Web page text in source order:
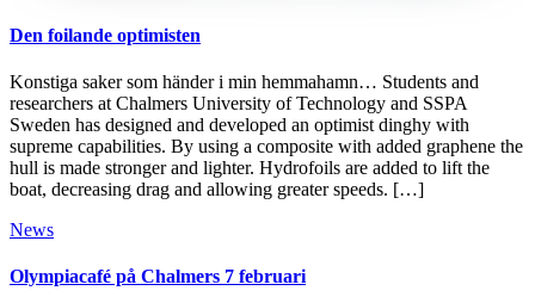
Den foilande optimisten
Konstiga saker som händer i min hemmahamn… Students and
researchers at Chalmers University of Technology and SSPA
Sweden has designed and developed an optimist dinghy with
supreme capabilities. By using a composite with added graphene the
hull is made stronger and lighter. Hydrofoils are added to lift the
boat, decreasing drag and allowing greater speeds. […]
News
Olympiacafé på Chalmers 7 februari